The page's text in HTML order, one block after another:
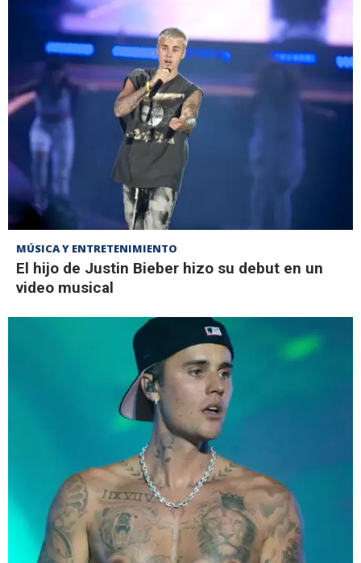
MÚSICA Y ENTRETENIMIENTO
El hijo de Justin Bieber hizo su debut en un
video musical